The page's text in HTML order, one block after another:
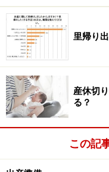
2017年4月の戌
4月5日(水)大安
4月17日(月)大
里帰り
産休切
る？
この記